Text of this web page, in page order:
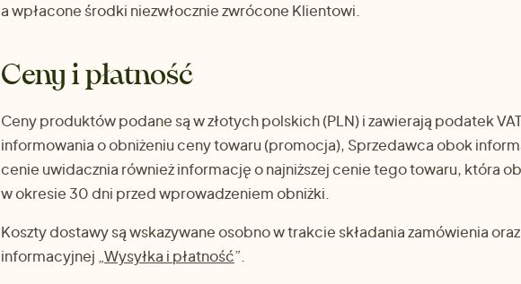
a wpłacone środki niezwłocznie zwrócone Klientowi.
Ceny i płatność
Ceny produktów podane są w złotych polskich (PLN) i zawierają podatek
informowania o obniżeniu ceny towaru (promocja), Sprzedawca obok
cenie uwidacznia również informację o najniższej cenie tego towaru, która
w okresie 30 dni przed wprowadzeniem obniżki.
Koszty dostawy są wskazywane osobno w trakcie składania zamówienia
informacyjnej „ Wysyłka i płatność”.